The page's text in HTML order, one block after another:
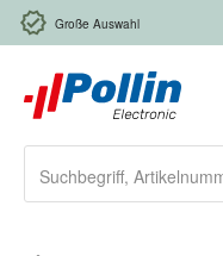
Zum Hauptinhalt springen
Große Auswahl